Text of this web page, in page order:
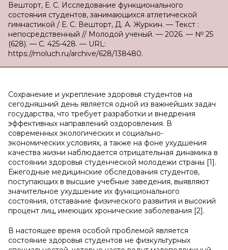
Вешторт, Е. С. Исследование функционального
состояния студентов, занимающихся атлетической
гимнастикой / Е. С. Вешторт, Д. А. Журкин. — Текст :
непосредственный // Молодой ученый. — 2026. — № 25
(628). — С. 425-428. — URL:
https://moluch.ru/archive/628/138480.
Сохранение и укрепление здоровья студентов на
сегодняшний день является одной из важнейших задач
государства, что требует разработки и внедрения
эффективных направлений оздоровления. В
современных экологических и социально-
экономических условиях, а также на фоне ухудшения
качества жизни наблюдается отрицательная динамика в
состоянии здоровья студенческой молодежи страны [1].
Ежегодные медицинские обследования студентов,
поступающих в высшие учебные заведения, выявляют
значительное ухудшение их функционального
состояния, отставание физического развития и высокий
процент лиц, имеющих хронические заболевания [2].
В настоящее время особой проблемой является
состояние здоровья студентов не физкультурных